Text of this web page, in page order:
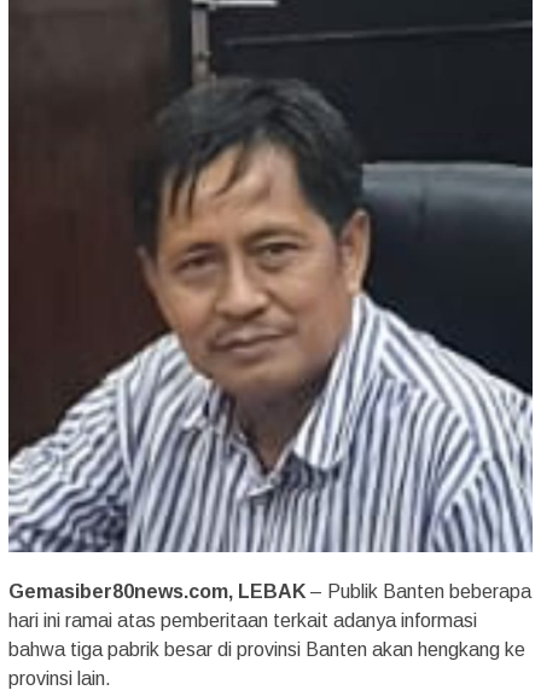
Gemasiber80news.com, LEBAK – Publik Banten beberapa
hari ini ramai atas pemberitaan terkait adanya informasi
bahwa tiga pabrik besar di provinsi Banten akan hengkang ke
provinsi lain.